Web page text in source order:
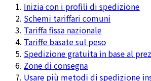
Inizia con i profili di spedizione
Schemi tariffari comuni
Tariffa fissa nazionale
Tariffe basate sul peso
Spedizione gratuita in base al
Zone di consegna
Usare più metodi di spedizione